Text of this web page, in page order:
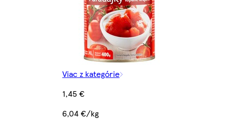
Viac z kategórie
1,45 €
6,04 €/kg